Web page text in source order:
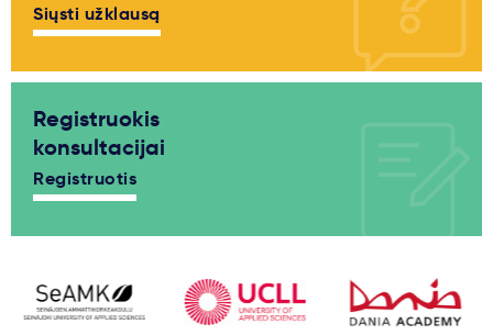
Siųsti užklausą
Registruokis
konsultacijai
Registruotis